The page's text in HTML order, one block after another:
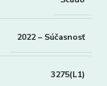
2022 – Súčasnosť
3275(L1)